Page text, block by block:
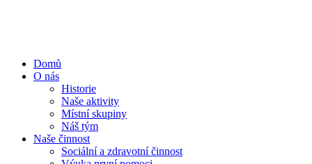
Domů
O nás
Historie
Naše aktivity
Místní skupiny
Náš tým
Naše činnost
Sociální a zdravotní činnost